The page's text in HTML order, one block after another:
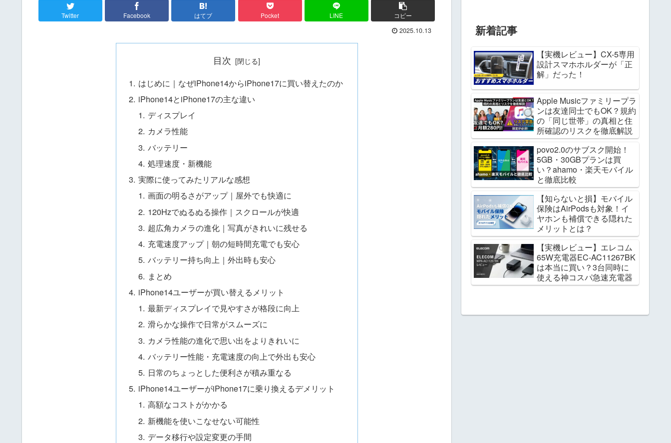
Twitter Facebook はてブ Pocket LINE コピー
2025.10.13
目次
はじめに｜なぜiPhone14からiPhone17に買い替えたのか
iPhone14とiPhone17の主な違い
ディスプレイ
カメラ性能
バッテリー
処理速度・新機能
実際に使ってみたリアルな感想
画面の明るさがアップ｜屋外でも快適に
120Hzでぬるぬる操作｜スクロールが快適
超広角カメラの進化｜写真がきれいに残せる
充電速度アップ｜朝の短時間充電でも安心
バッテリー持ち向上｜外出時も安心
まとめ
iPhone14ユーザーが買い替えるメリット
最新ディスプレイで見やすさが格段に向上
滑らかな操作で日常がスムーズに
カメラ性能の進化で思い出をよりきれいに
バッテリー性能・充電速度の向上で外出も安心
日常のちょっとした便利さが積み重なる
iPhone14ユーザーがiPhone17に乗り換えるデメリット
高額なコストがかかる
新機能を使いこなせない可能性
データ移行や設定変更の手間
新着記事
【実機レビュー】CX-5専用
設計スマホホルダーが「正
解」だった！
Apple Musicファミリープラ
ンは友達同士でもOK？規約
の「同じ世帯」の真相と住
所確認のリスクを徹底解説
povo2.0のサブスク開始！
5GB・30GBプランは買
い？ahamo・楽天モバイル
と徹底比較
【知らないと損】モバイル
保険はAirPodsも対象！イ
ヤホンも補償できる隠れた
メリットとは？
【実機レビュー】エレコム
65W充電器EC-AC11267BK
は本当に買い？3台同時に
使える神コスパ急速充電器